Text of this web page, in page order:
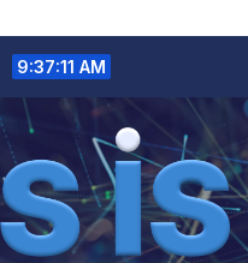
9:37:12 AM